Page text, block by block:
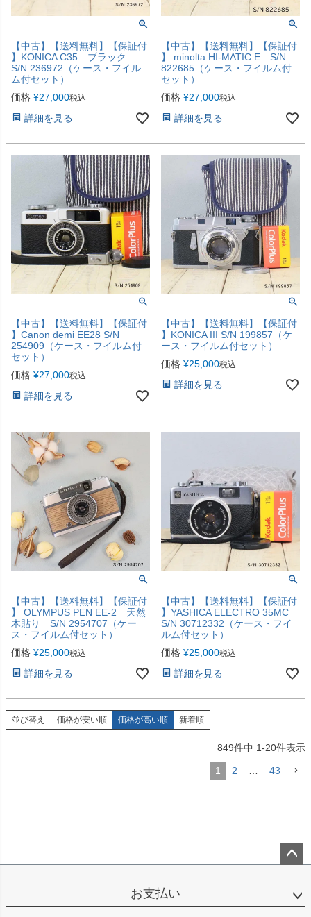
【中古】【送料無料】【保証付
】KONICA C35 ブラック
S/N 236972（ケース・フイル
ム付セット）
価格 ¥27,000税込
詳細を見る
【中古】【送料無料】【保証付
】 minolta HI-MATIC E S/N
822685（ケース・フイルム付
セット）
価格 ¥27,000税込
詳細を見る
【中古】【送料無料】【保証付
】Canon demi EE28 S/N
254909（ケース・フイルム付
セット）
価格 ¥27,000税込
詳細を見る
【中古】【送料無料】【保証付
】KONICA III S/N 199857（ケ
ース・フイルム付セット）
価格 ¥25,000税込
詳細を見る
【中古】【送料無料】【保証付
】 OLYMPUS PEN EE-2 天然
木貼り S/N 2954707（ケー
ス・フイルム付セット）
価格 ¥25,000税込
詳細を見る
【中古】【送料無料】【保証付
】YASHICA ELECTRO 35MC
S/N 30712332（ケース・フイ
ルム付セット）
価格 ¥25,000税込
詳細を見る
並び替え 価格が安い順 価格が高い順 新着順
849件中 1-20件表示
1 2 43
ップ
お支払い